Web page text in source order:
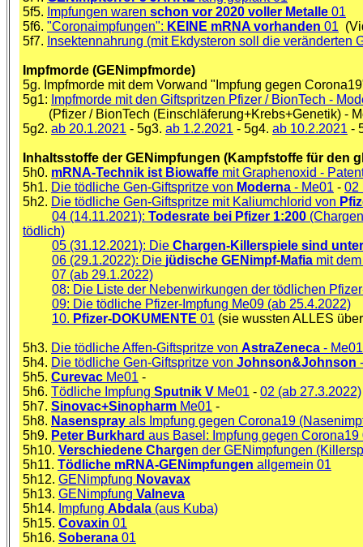
5f5. Impfungen waren schon vor 2020 voller Metalle 01
5f6. "Coronaimpfungen": KEINE mRNA vorhanden 01
5f7. Insektennahrung (mit Ekdysteron soll die veränderten
Impfmorde (GENimpfmorde)
5g. Impfmorde mit dem Vorwand "Impfung gegen
5g1: Impfmorde mit den Giftspritzen Pfizer / BionTech -
(Pfizer / BionTech (Einschläferung+Krebs+Genetik) -
5g2. ab 20.1.2021 - 5g3. ab 1.2.2021 - 5g4. ab 10.2.2021 -
Inhaltsstoffe der GENimpfungen (Kampfstoffe für den
5h0. mRNA-Technik ist Biowaffe mit Graphenoxid -
5h1. Die tödliche Gen-Giftspritze von Moderna - Me01 - 02
5h2. Die tödliche Gen-Giftspritze mit Kaliumchlorid von
04 (14.11.2021): Todesrate bei Pfizer 1:200
tödlich)
05 (31.12.2021): Die Chargen-Killerspiele sind
06 (29.1.2022): Die jüdische GENimpf-Mafia mit
07 (ab 29.1.2022)
08: Die Liste der Nebenwirkungen der tödlichen
09: Die tödliche Pfizer-Impfung Me09 (ab 25.4.2022)
10. Pfizer-DOKUMENTE 01 (sie wussten ALLES
5h3. Die tödliche Affen-Giftspritze von AstraZeneca - Me01
5h4. Die tödliche Gen-Giftspritze von Johnson&Johnson
5h5. Curevac Me01 -
5h6. Tödliche Impfung Sputnik V Me01 - 02 (ab 27.3.2022)
5h7. Sinovac+Sinopharm Me01 -
5h8. Nasenspray als Impfung gegen Corona19
5h9. Peter Burkhard aus Basel: Impfung gegen Corona19
5h10. Verschiedene Chargen der GENimpfungen
5h11. Tödliche mRNA-GENimpfungen allgemein 01
5h12. GENimpfung Novavax
5h13. GENimpfung Valneva
5h14. Impfung Abdala (aus Kuba)
5h15. Covaxin 01
5h16. Soberana 01